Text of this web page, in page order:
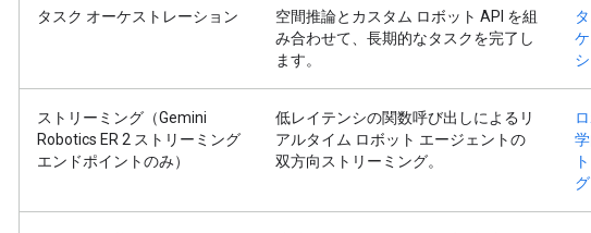
タスク オーケストレーション
空間推論とカスタム ロボット API を組
み合わせて、長期的なタスクを完了し
ます。
ストリーミング（Gemini
Robotics ER 2 ストリーミング
エンドポイントのみ）
低レイテンシの関数呼び出しによるリ
アルタイム ロボット エージェントの
双方向ストリーミング。
グ